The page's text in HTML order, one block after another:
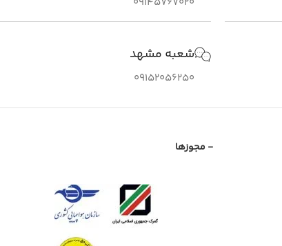
شعبه مشهد
09152056250
- مجوزها